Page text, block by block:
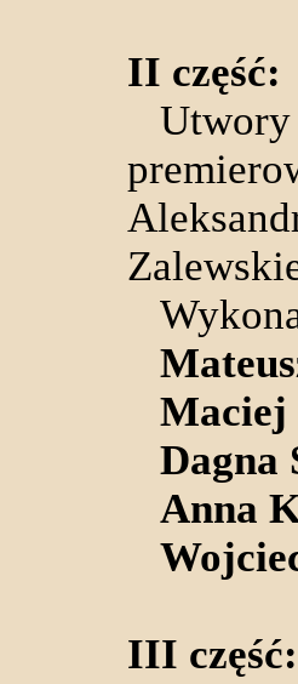
II część:
Utwory
Dagna
Anna
III część: